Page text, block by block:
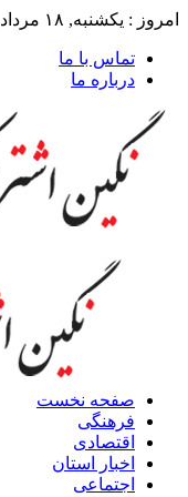
امروز : یکشنبه, ۱۸ مرداد , ۱۴۰۵
تماس با ما
درباره ما
صفحه نخست
فرهنگی
اقتصادی
اخبار استان
اجتماعی